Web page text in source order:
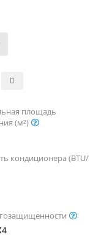
площадь
(м²)
кондиционера (BTU/